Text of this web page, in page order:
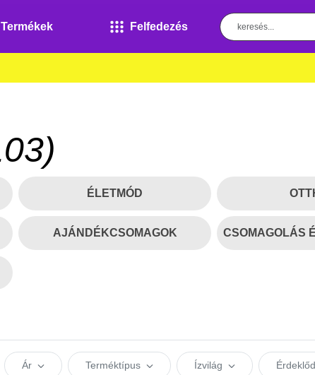
Termékek Felfedezés
)
ÉLETMÓD
AJÁNDÉKCSOMAGOK CSOMAGOLÁS
Ár Terméktípus Ízvilág